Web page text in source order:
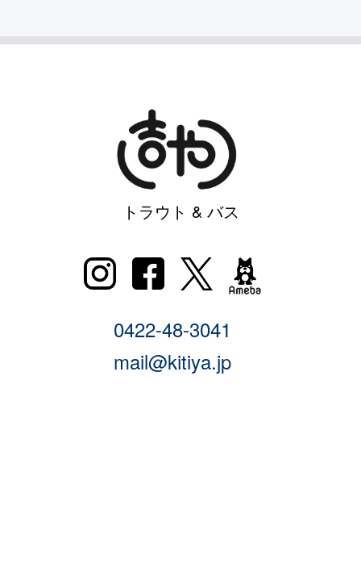
トラウト & バス
0422-48-3041
mail@kitiya.jp